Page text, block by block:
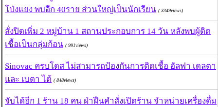
โป่งแยง พบอีก 40ราย ส่วนใหญ่เป็นนักเรียน ( 3349views)
สั่งปิดเพิ่ม 2 หมู่บ้าน 1 สถานประกอบการ 14 วัน หลังพบผู้ติด
เชื้อเป็นกลุ่มก้อน ( 991views)
Sinovac ครบโดส ไม่สามารถป้องกันการติดเชื้อ อัลฟา เดลตา
และ เบตา ได้ ( 848views)
จับได้อีก 1 ร้าน 18 คน ฝ่าฝืนคำสั่งเปิดร้าน จำหน่ายเครื่องดื่ม